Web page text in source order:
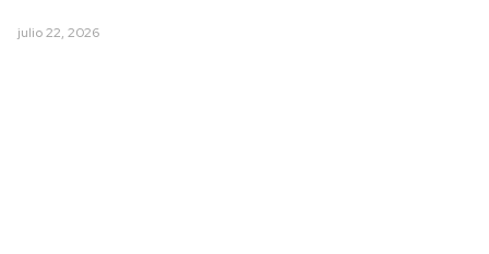
julio 22, 2026